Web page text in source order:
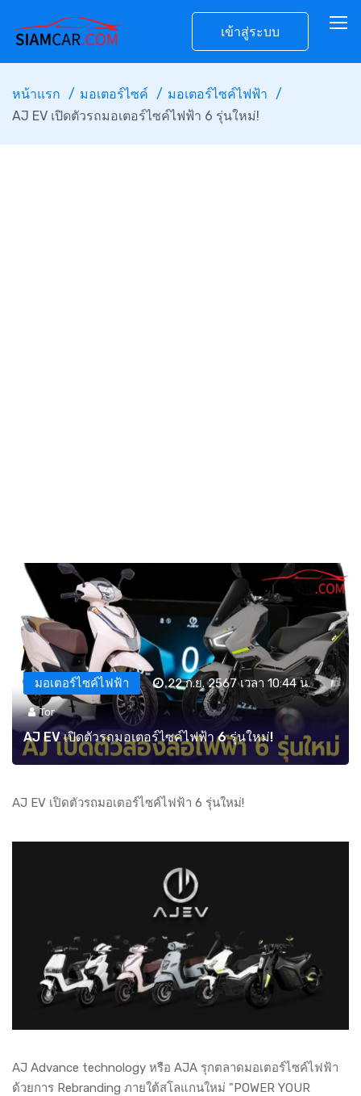
เข้าสู่ระบบ
หน้าแรก มอเตอร์ไซค์
มอเตอร์ไซค์ไฟฟ้า
AJ EV เปิดตัวรถมอเตอร์ไซค์ไฟฟ้า 6 รุ่นใหม่!
มอเตอร์ไซค์ไฟฟ้า 22 ก.ย. 2567 เวลา 10:44 น.
Tor
AJ EV เปิดตัวรถมอเตอร์ไซค์ไฟฟ้า 6 รุ่นใหม่!
AJ EV เปิดตัวรถมอเตอร์ไซค์ไฟฟ้า 6 รุ่นใหม่!
AJ Advance technology หรือ AJA รุกตลาดมอเตอร์ไซค์ไฟฟ้า
ด้วยการ Rebranding ภายใต้สโลแกนใหม่ "POWER YOUR